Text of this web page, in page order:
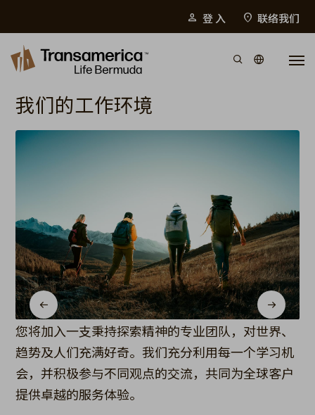
person 登 入 location_on 联络我们
Skip to main content
我们的工作环境
您将加入一支秉持探索精神的专业团队，对世界、
趋势及人们充满好奇。我们充分利用每一个学习机
会，并积极参与不同观点的交流，共同为全球客户
提供卓越的服务体验。